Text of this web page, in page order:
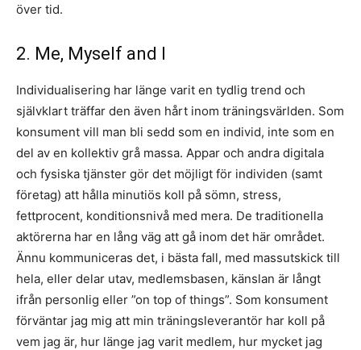
över tid.
2. Me, Myself and I
Individualisering har länge varit en tydlig trend och
självklart träffar den även hårt inom träningsvärlden. Som
konsument vill man bli sedd som en individ, inte som en
del av en kollektiv grå massa. Appar och andra digitala
och fysiska tjänster gör det möjligt för individen (samt
företag) att hålla minutiös koll på sömn, stress,
fettprocent, konditionsnivå med mera. De traditionella
aktörerna har en lång väg att gå inom det här området.
Ännu kommuniceras det, i bästa fall, med massutskick till
hela, eller delar utav, medlemsbasen, känslan är långt
ifrån personlig eller ”on top of things”. Som konsument
förväntar jag mig att min träningsleverantör har koll på
vem jag är, hur länge jag varit medlem, hur mycket jag